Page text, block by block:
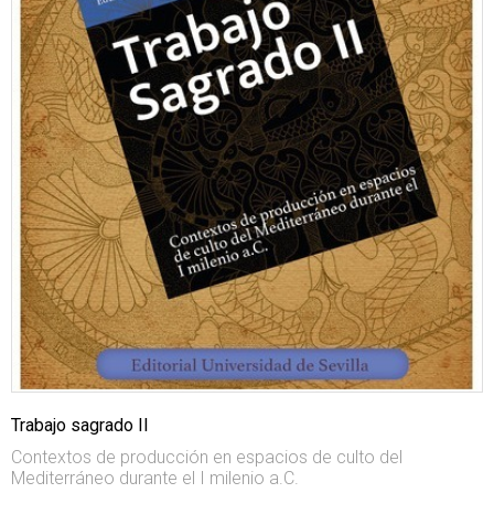
Trabajo sagrado II
Contextos de producción en espacios de culto del
Mediterráneo durante el I milenio a.C.